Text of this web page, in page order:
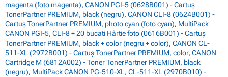
magenta (foto magenta), CANON PGI-5 (0628B001) - Cartuș
TonerPartner PREMIUM, black (negru), CANON CLI-8 (0624B001) -
Cartuș TonerPartner PREMIUM, photo cyan (foto cyan), MultiPack
CANON PGI-5, CLI-8 + 20 bucati Hârtie foto (0616B001) - Cartuș
TonerPartner PREMIUM, black + color (negru + color), CANON CL-
511-XL (2972B001) - Cartuș TonerPartner PREMIUM, color, CANON
Cartridge M (6812A002) - Toner TonerPartner PREMIUM, black
(negru), MultiPack CANON PG-510-XL, CL-511-XL (2970B010) -